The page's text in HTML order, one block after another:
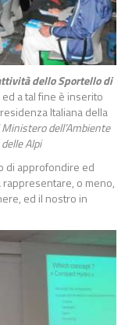
dello Sportello di
ed a tal fine è inserito
Italiana della
dell’Ambiente
Alpi
di approfondire ed
o meno,
ed il nostro in